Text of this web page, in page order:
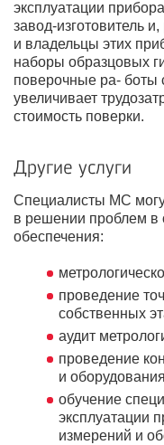
эксплуатации
завод-изготовитель
и владельцы этих
наборы образцовых
поверочные ра- боты
увеличивает
стоимость поверки.
Другие услуги
Специалисты МС
в решении проблем в
обеспечения:
проведение
собственных
аудит
проведение
и
обучение
эксплуатации
измерений и